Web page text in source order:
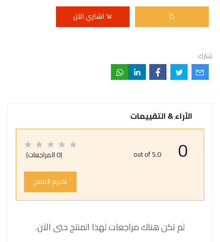
اشتري الآن
شارك
الأراء & التقييمات
0
out of 5.0 (0 المراجعات)
تقييم المنتج
لم تكن هناك مراجعات لهذا المنتج حتى الآن.